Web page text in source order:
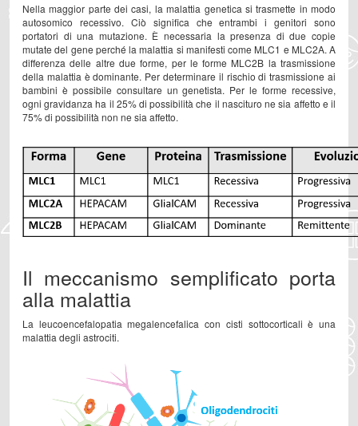
Nella maggior parte dei casi, la malattia genetica si trasmette in modo
autosomico recessivo. Ciò significa che entrambi i genitori sono
portatori di una mutazione. È necessaria la presenza di due copie
mutate del gene perché la malattia si manifesti come MLC1 e MLC2A. A
differenza delle altre due forme, per le forme MLC2B la trasmissione
della malattia è dominante. Per determinare il rischio di trasmissione ai
bambini è possibile consultare un genetista. Per le forme recessive,
ogni gravidanza ha il 25% di possibilità che il nascituro ne sia affetto e il
75% di possibilità non ne sia affetto.
Il meccanismo semplificato porta
alla malattia
La leucoencefalopatia megalencefalica con cisti sottocorticali è una
malattia degli astrociti.